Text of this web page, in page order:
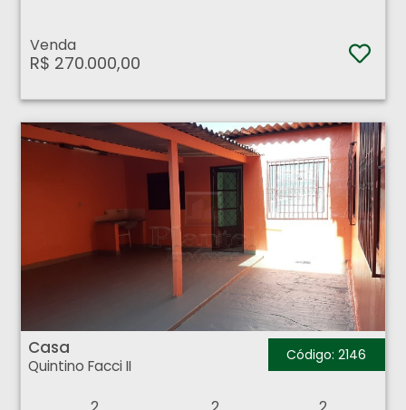
Venda
R$ 270.000,00
Casa
Quintino Facci II
Código: 2146